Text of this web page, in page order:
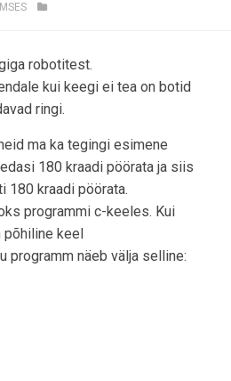
robotitest.
kui keegi ei tea on botid
ringi.
ma ka tegingi esimene
180 kraadi pöörata ja siis
180 kraadi pöörata.
programmi c-keeles. Kui
keel
programm näeb välja selline: